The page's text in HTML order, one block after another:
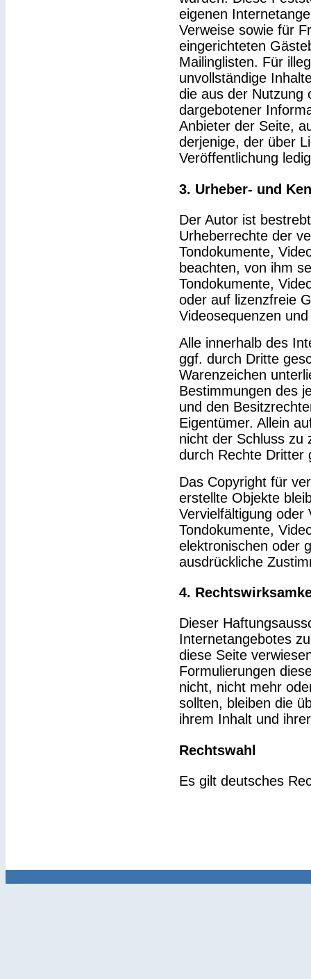
eigenen
Verweise sowie für
eingerichteten
Mailinglisten. Für
unvollständige
die aus der Nutzung
dargebotener
Anbieter der Seite,
derjenige, der über
Veröffentlichung
3. Urheber- und
Der Autor ist
Urheberrechte der
Tondokumente,
beachten, von ihm
Tondokumente,
oder auf lizenzfreie
Videosequenzen
Alle innerhalb des
ggf. durch Dritte
Warenzeichen
Bestimmungen des
und den
Eigentümer. Allein
nicht der Schluss zu
durch Rechte Dritter
Das Copyright für
erstellte Objekte
Vervielfältigung oder
Tondokumente,
elektronischen oder
ausdrückliche
4.
Dieser
Internetangebotes
diese Seite
Formulierungen
nicht, nicht mehr
sollten, bleiben die
ihrem Inhalt und
Rechtswahl
Es gilt deutsches